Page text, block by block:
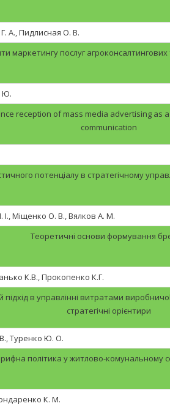
А., Пидлисная О. В.
маркетингу послуг
Ю.
reception of mass media advertising as
communication
потенціалу в стратегічному
І., Міщенко О. В., Вялков А. М.
Теоретичні основи формування
К.В., Прокопенко К.Г.
підхід в управлінні витратами
стратегічні орієнтири
Туренко Ю. О.
політика у житлово-комунальному
К. М.